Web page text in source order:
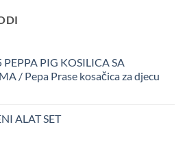
PIG KOSILICA SA
/ Pepa Prase kosačica za djecu
ALAT SET